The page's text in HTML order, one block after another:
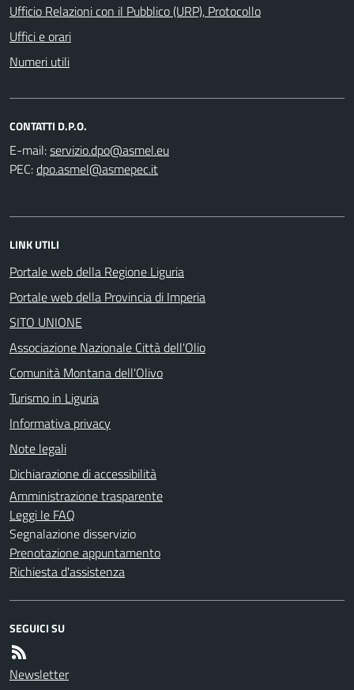
Ufficio Relazioni con il Pubblico (URP), Protocollo
Uffici e orari
Numeri utili
CONTATTI D.P.O.
E-mail:
PEC:
LINK UTILI
Portale web della Regione Liguria
Portale web della Provincia di Imperia
SITO UNIONE
Associazione Nazionale Città dell'Olio
Comunità Montana dell'Olivo
Turismo in Liguria
Informativa privacy
Note legali
Dichiarazione di accessibilità
Amministrazione trasparente
Leggi le FAQ
Segnalazione disservizio
Prenotazione appuntamento
Richiesta d'assistenza
SEGUICI SU
Newsletter